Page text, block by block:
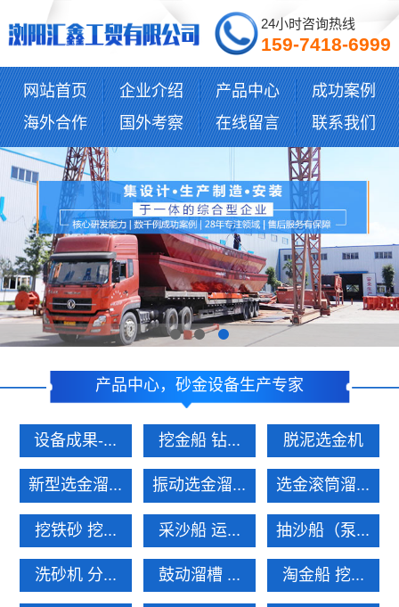
24小时咨询热线
159-7418-6999
网站首页 企业介绍 产品中心
成功案例
海外合作
国外考察 在线留言 联系我们
产品中心，砂金设备生产专家
设备成果-... 挖金船 钻... 脱泥选金机
新型选金溜... 振动选金溜... 选金滚筒溜...
挖铁砂 挖... 采沙船 运... 抽沙船（泵...
洗砂机 分... 鼓动溜槽 ... 淘金船 挖...